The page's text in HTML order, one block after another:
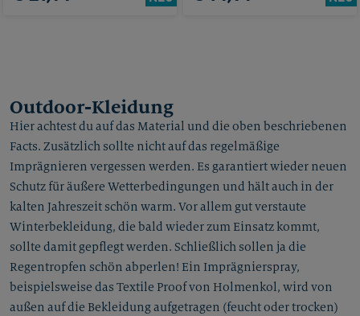
Outdoor-Kleidung
Hier achtest du auf das Material und die oben beschriebenen
Facts. Zusätzlich sollte nicht auf das regelmäßige
Imprägnieren vergessen werden. Es garantiert wieder neuen
Schutz für äußere Wetterbedingungen und hält auch in der
kalten Jahreszeit schön warm. Vor allem gut verstaute
Winterbekleidung, die bald wieder zum Einsatz kommt,
sollte damit gepflegt werden. Schließlich sollen ja die
Regentropfen schön abperlen! Ein Imprägnierspray,
beispielsweise das Textile Proof von Holmenkol, wird von
außen auf die Bekleidung aufgetragen (feucht oder trocken)